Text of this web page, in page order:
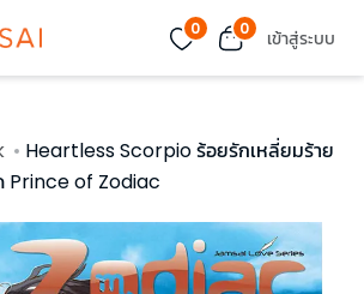
0 0 เข้าสู่ระบบ
Heartless Scorpio ร้อยรักเหลี่ยมร้าย
Prince of Zodiac